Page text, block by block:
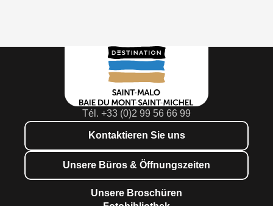
Tél. +33 (0)2 99 56 66 99
Kontaktieren Sie uns
Unsere Büros & Öffnungszeiten
Unsere Broschüren